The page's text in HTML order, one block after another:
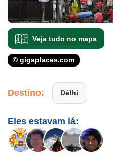
Veja tudo no mapa
© gigaplaces.com
Destino: Délhi
Eles estavam lá: